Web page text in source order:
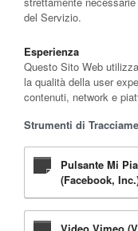
del Servizio.
Esperienza
Questo Sito Web
la qualità della user
contenuti, network e
Strumenti di
Pulsante Mi
(Facebook,